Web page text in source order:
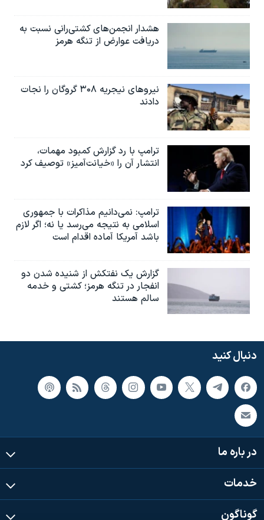
هشدار انجمن‌های کشتی‌رانی نسبت به
دریافت عوارض از تنگه هرمز
نیروهای نیجریه‌ ۳۰۸ گروگان را نجات
دادند
ترامپ با رد گزارش کمبود مهمات،
انتشار آن را «خیانت‌آمیز» توصیف کرد
ترامپ: نمی‌دانیم مذاکرات با جمهوری
اسلامی به نتیجه می‌رسد یا نه؛ اگر لازم
باشد آمریکا آماده اقدام است
گزارش یک نفتکش از شنیده شدن دو
انفجار در تنگه هرمز؛ کشتی و خدمه
سالم هستند
دنبال کنید
در باره ما
خدمات
گوناگون